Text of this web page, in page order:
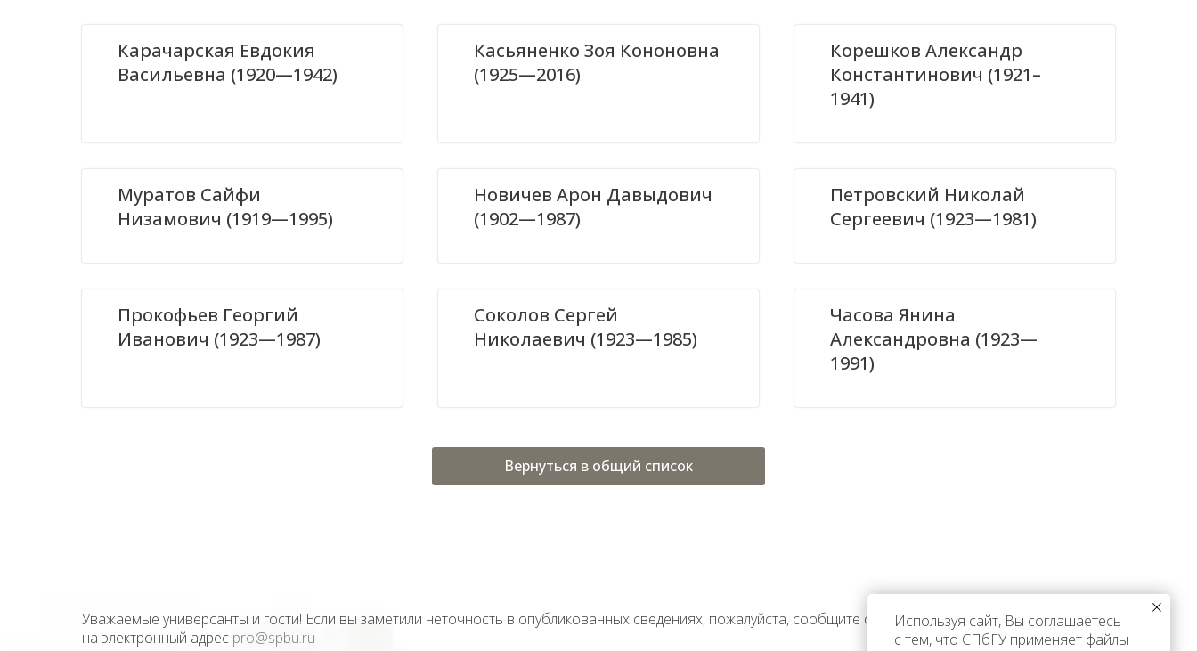
Карачарская Евдокия
Васильевна (1920—1942)
Касьяненко Зоя Кононовна
(1925—2016)
Корешков Александр
Константинович (1921–
1941)
Муратов Сайфи
Низамович (1919—1995)
Новичев Арон Давыдович
(1902—1987)
Петровский Николай
Сергеевич (1923—1981)
Прокофьев Георгий
Иванович (1923—1987)
Соколов Сергей
Николаевич (1923—1985)
Часова Янина
Александровна (1923—
1991)
Вернуться в общий список
Уважаемые универсанты и гости! Если вы заметили неточность в опубликованных сведениях, пожалуйста, сообщите об этом
на электронный адрес pro@spbu.ru
Используя сайт, Вы соглашаетесь
с тем, что СПбГУ применяет файлы